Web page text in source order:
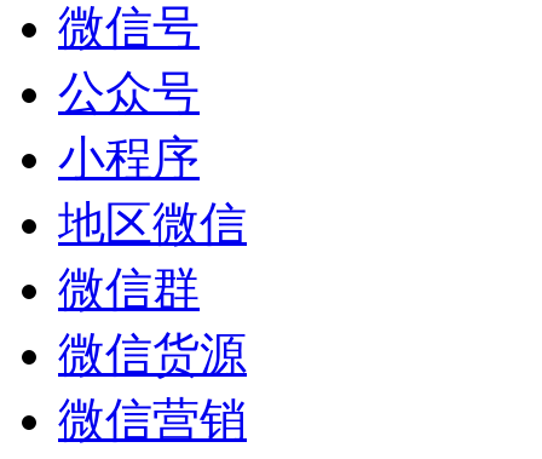
微信号
公众号
小程序
地区微信
微信群
微信货源
微信营销